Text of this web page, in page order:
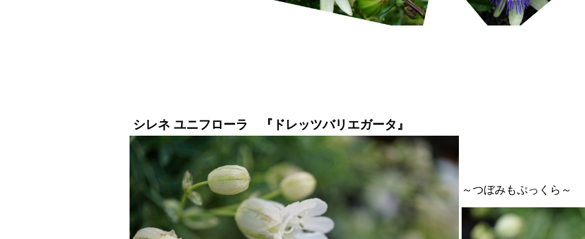
シレネ ユニフローラ 『ドレッツバリエガータ』
～つぼみもぷっくら～